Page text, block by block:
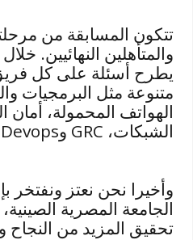
تتكون المسابقة من
والمتأهلين النهائيين.
يطرح أسئلة على كل
متنوعة مثل البرمجيات
الهواتف المحمولة، أمان
الشبكات، GRC وDevops .
وأخيرا نحن نعتز ونفتخر
الجامعة المصرية
تحقيق المزيد من النجاح